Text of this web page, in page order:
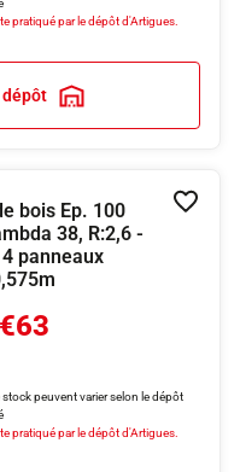
pratiqué par le dépôt d'Artigues.
bois Ep. 100
38, R:2,6 -
panneaux
€63
stock peuvent varier selon le dépôt
pratiqué par le dépôt d'Artigues.